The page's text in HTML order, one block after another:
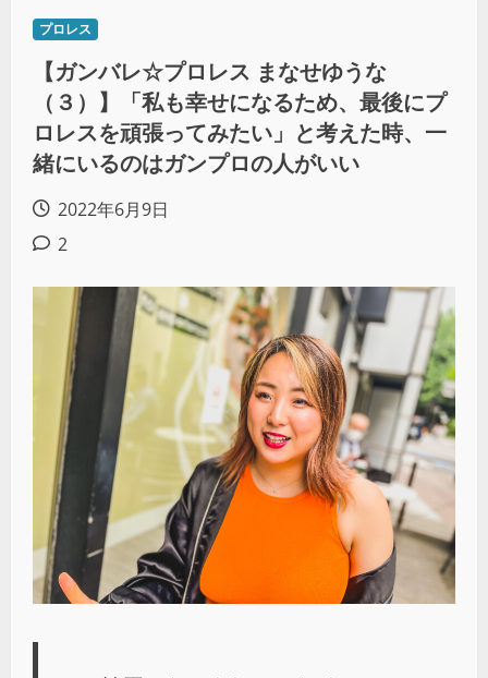
プロレス
【ガンバレ☆プロレス まなせゆうな
（３）】「私も幸せになるため、最後にプ
ロレスを頑張ってみたい」と考えた時、一
緒にいるのはガンプロの人がいい
2022年6月9日
2